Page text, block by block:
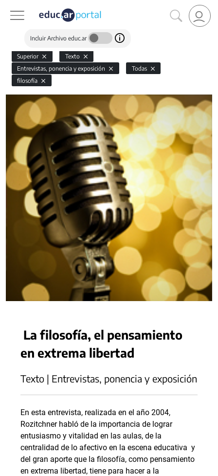
Incluir Archivo educ.ar
Superior
Texto
Entrevistas, ponencia y exposición
Todas
filosofía
La filosofía, el pensamiento
en extrema libertad
Texto | Entrevistas, ponencia y exposición
En esta entrevista, realizada en el año 2004,
Rozitchner habló de la importancia de lograr
entusiasmo y vitalidad en las aulas, de la
centralidad de lo afectivo en la escena educativa y
del gran aporte que la filosofía, como pensamiento
en extrema libertad, tiene para hacer a la